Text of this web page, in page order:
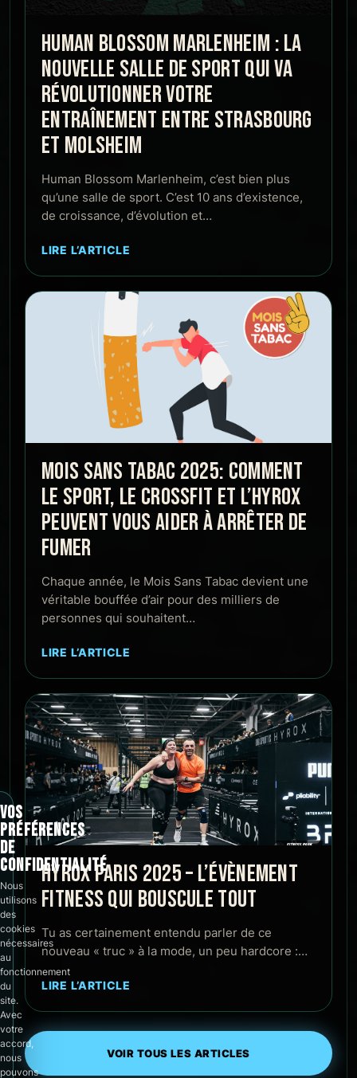
HUMAN BLOSSOM MARLENHEIM : LA
NOUVELLE SALLE DE SPORT QUI VA
RÉVOLUTIONNER VOTRE
ENTRAÎNEMENT ENTRE STRASBOURG
ET MOLSHEIM
Human Blossom Marlenheim, c’est bien plus
qu’une salle de sport. C’est 10 ans d’existence,
de croissance, d’évolution et…
LIRE L’ARTICLE
MOIS SANS TABAC 2025: COMMENT
LE SPORT, LE CROSSFIT ET L’HYROX
PEUVENT VOUS AIDER À ARRÊTER DE
FUMER
Chaque année, le Mois Sans Tabac devient une
véritable bouffée d’air pour des milliers de
personnes qui souhaitent…
LIRE L’ARTICLE
HYROX PARIS 2025 – L’ÉVÈNEMENT
FITNESS QUI BOUSCULE TOUT
Tu as certainement entendu parler de ce
nouveau « truc » à la mode, un peu hardcore :…
LIRE L’ARTICLE
VOIR TOUS LES ARTICLES
VOS
PRÉFÉRENCES
DE
CONFIDENTIALITÉ
Nous
utilisons
des
cookies
nécessaires
au
fonctionnement
du
site.
Avec
votre
accord,
nous
pouvons